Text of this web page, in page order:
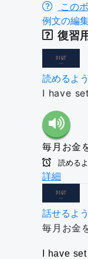
この
例文の編
復習
読めるよ
I have
毎月お金
読める
詳細
話せるよ
毎月お金
I have